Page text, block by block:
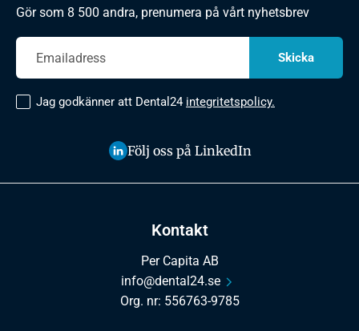
Kontakt
Per Capita AB
info@dental24.se
Org. nr: 556763-9785
Gör som 8 500 andra, prenumera på vårt nyhetsbrev
Jag godkänner att Dental24 integritetspolicy.
Följ oss på LinkedIn